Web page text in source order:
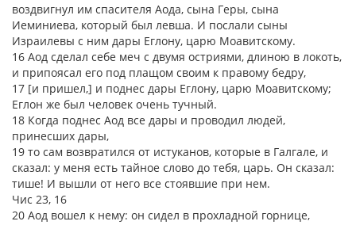
воздвигнул им спасителя Аода, сына Геры, сына
Иеминиева, который был левша. И послали сыны
Израилевы с ним дары Еглону, царю Моавитскому.
16 Аод сделал себе меч с двумя остриями, длиною в локоть,
и припоясал его под плащом своим к правому бедру,
17 [и пришел,] и поднес дары Еглону, царю Моавитскому;
Еглон же был человек очень тучный.
18 Когда поднес Аод все дары и проводил людей,
принесших дары,
19 то сам возвратился от истуканов, которые в Галгале, и
сказал: у меня есть тайное слово до тебя, царь. Он сказал:
тише! И вышли от него все стоявшие при нем.
Чис 23, 16
20 Аод вошел к нему: он сидел в прохладной горнице,